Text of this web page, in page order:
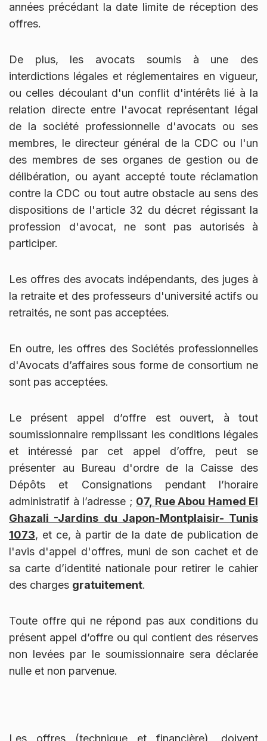
années précédant la date limite de réception des
offres.
De plus, les avocats soumis à une des
interdictions légales et réglementaires en vigueur,
ou celles découlant d'un conflit d'intérêts lié à la
relation directe entre l'avocat représentant légal
de la société professionnelle d'avocats ou ses
membres, le directeur général de la CDC ou l'un
des membres de ses organes de gestion ou de
délibération, ou ayant accepté toute réclamation
contre la CDC ou tout autre obstacle au sens des
dispositions de l'article 32 du décret régissant la
profession d'avocat, ne sont pas autorisés à
participer.
Les offres des avocats indépendants, des juges à
la retraite et des professeurs d'université actifs ou
retraités, ne sont pas acceptées.
En outre, les offres des Sociétés professionnelles
d'Avocats d’affaires sous forme de consortium ne
sont pas acceptées.
Le présent appel d’offre est ouvert, à tout
soumissionnaire remplissant les conditions légales
et intéressé par cet appel d’offre, peut se
présenter au Bureau d'ordre de la Caisse des
Dépôts et Consignations pendant l’horaire
administratif à l’adresse ; 07, Rue Abou Hamed El
Ghazali -Jardins du Japon-Montplaisir- Tunis
1073, et ce, à partir de la date de publication de
l'avis d'appel d'offres, muni de son cachet et de
sa carte d’identité nationale pour retirer le cahier
des charges gratuitement.
Toute offre qui ne répond pas aux conditions du
présent appel d’offre ou qui contient des réserves
non levées par le soumissionnaire sera déclarée
nulle et non parvenue.
Les offres (technique et financière), doivent